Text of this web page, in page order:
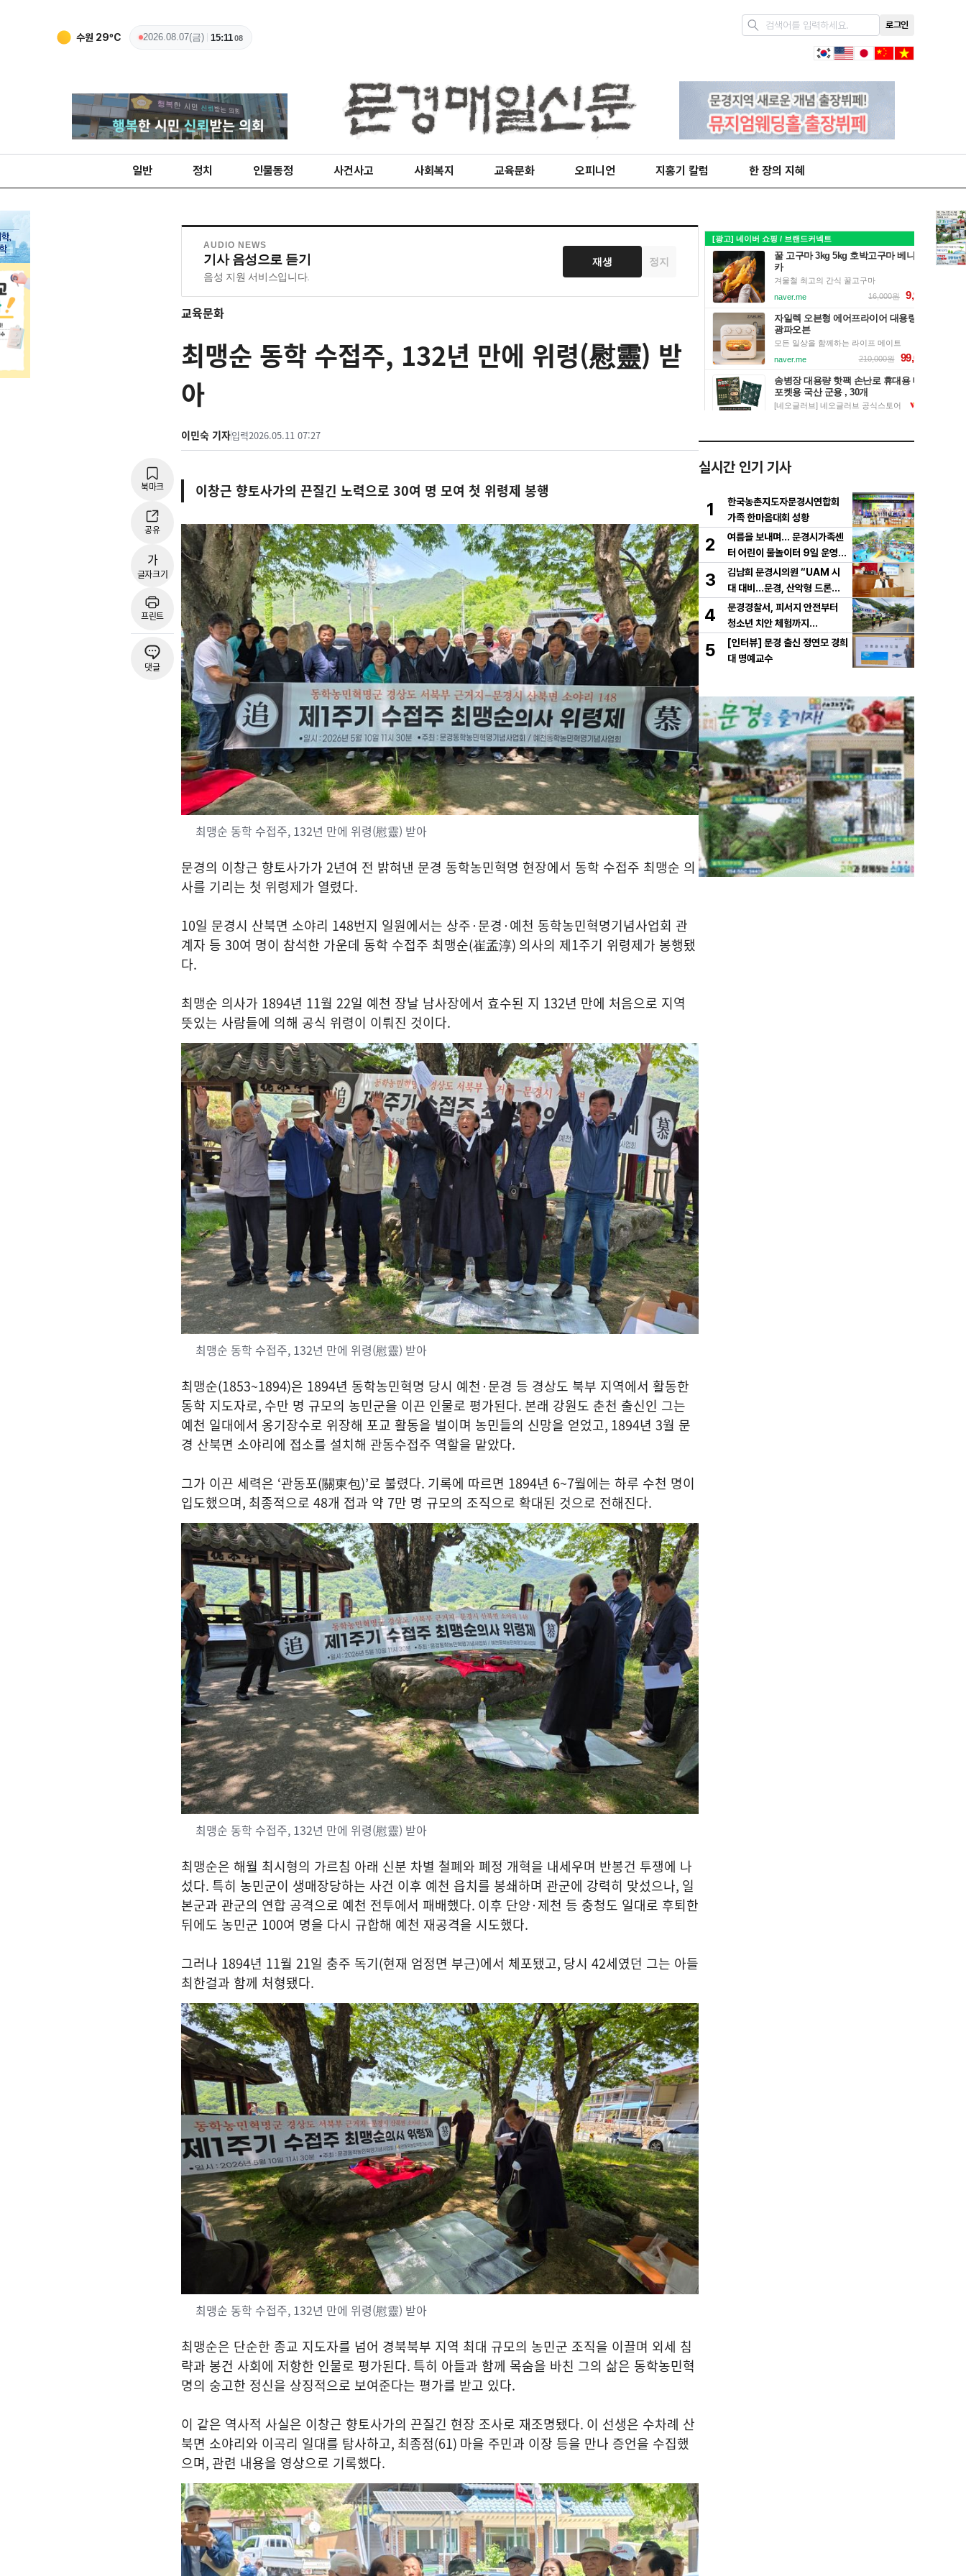
수원 29ºC 2026.08.07(금) 15:1110
로그인
일반 정치 인물동정 사건사고 사회복지 교육문화 오피니언 지홍기 칼럼 한 장의 지혜
AUDIO NEWS
기사 음성으로 듣기
음성 지원 서비스입니다.
재생 정지
교육문화
최맹순 동학 수접주, 132년 만에 위령(慰靈) 받
아
이민숙 기자입력2026.05.11 07:27
북마크
공유
가
글자크기
프린트
댓글
이창근 향토사가의 끈질긴 노력으로 30여 명 모여 첫 위령제 봉행
최맹순 동학 수접주, 132년 만에 위령(慰靈) 받아
문경의 이창근 향토사가가 2년여 전 밝혀낸 문경 동학농민혁명 현장에서 동학 수접주 최맹순 의
사를 기리는 첫 위령제가 열렸다.
10일 문경시 산북면 소야리 148번지 일원에서는 상주·문경·예천 동학농민혁명기념사업회 관
계자 등 30여 명이 참석한 가운데 동학 수접주 최맹순(崔孟淳) 의사의 제1주기 위령제가 봉행됐
다.
최맹순 의사가 1894년 11월 22일 예천 장날 남사장에서 효수된 지 132년 만에 처음으로 지역
뜻있는 사람들에 의해 공식 위령이 이뤄진 것이다.
최맹순 동학 수접주, 132년 만에 위령(慰靈) 받아
최맹순(1853~1894)은 1894년 동학농민혁명 당시 예천·문경 등 경상도 북부 지역에서 활동한
동학 지도자로, 수만 명 규모의 농민군을 이끈 인물로 평가된다. 본래 강원도 춘천 출신인 그는
예천 일대에서 옹기장수로 위장해 포교 활동을 벌이며 농민들의 신망을 얻었고, 1894년 3월 문
경 산북면 소야리에 접소를 설치해 관동수접주 역할을 맡았다.
그가 이끈 세력은 ‘관동포(關東包)’로 불렸다. 기록에 따르면 1894년 6~7월에는 하루 수천 명이
입도했으며, 최종적으로 48개 접과 약 7만 명 규모의 조직으로 확대된 것으로 전해진다.
최맹순 동학 수접주, 132년 만에 위령(慰靈) 받아
최맹순은 해월 최시형의 가르침 아래 신분 차별 철폐와 폐정 개혁을 내세우며 반봉건 투쟁에 나
섰다. 특히 농민군이 생매장당하는 사건 이후 예천 읍치를 봉쇄하며 관군에 강력히 맞섰으나, 일
본군과 관군의 연합 공격으로 예천 전투에서 패배했다. 이후 단양·제천 등 충청도 일대로 후퇴한
뒤에도 농민군 100여 명을 다시 규합해 예천 재공격을 시도했다.
그러나 1894년 11월 21일 충주 독기(현재 엄정면 부근)에서 체포됐고, 당시 42세였던 그는 아들
최한걸과 함께 처형됐다.
최맹순 동학 수접주, 132년 만에 위령(慰靈) 받아
최맹순은 단순한 종교 지도자를 넘어 경북북부 지역 최대 규모의 농민군 조직을 이끌며 외세 침
략과 봉건 사회에 저항한 인물로 평가된다. 특히 아들과 함께 목숨을 바친 그의 삶은 동학농민혁
명의 숭고한 정신을 상징적으로 보여준다는 평가를 받고 있다.
이 같은 역사적 사실은 이창근 향토사가의 끈질긴 현장 조사로 재조명됐다. 이 선생은 수차례 산
북면 소야리와 이곡리 일대를 탐사하고, 최종점(61) 마을 주민과 이장 등을 만나 증언을 수집했
으며, 관련 내용을 영상으로 기록했다.
실시간 인기 기사
1
한국농촌지도자문경시연합회
가족 한마음대회 성황
2
여름을 보내며… 문경시가족센
터 어린이 물놀이터 9일 운영
마무리
3
김남희 문경시의원 “UAM 시
대 대비…문경, 산악형 드론산
업 중심도시로 도약해야”
4
문경경찰서, 피서지 안전부터
청소년 치안 체험까지…
5
[인터뷰] 문경 출신 정연모 경희
대 명예교수